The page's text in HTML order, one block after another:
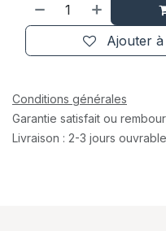
Ajouter
Conditions générales
Garantie satisfait ou
Livraison : 2-3 jours